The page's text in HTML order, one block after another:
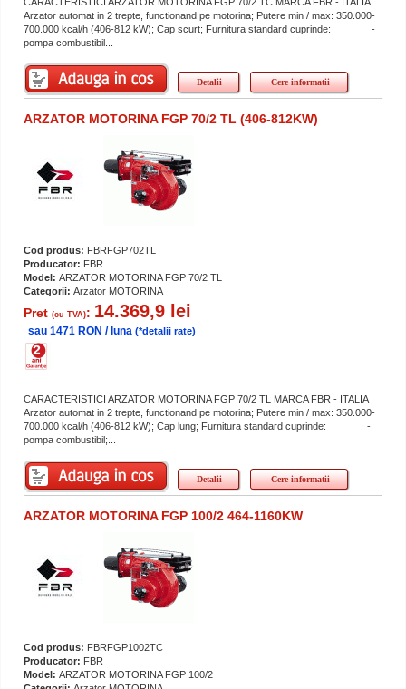
Arzator automat in 2 trepte, functionand pe motorina; Putere min / max: 350.000-
700.000 kcal/h (406-812 kW); Cap scurt; Furnitura standard cuprinde: -
pompa combustibil...
Detalii Cere informatii
ARZATOR MOTORINA FGP 70/2 TL (406-812KW)
Cod produs: FBRFGP702TL
Producator: FBR
Model: ARZATOR MOTORINA FGP 70/2 TL
Categorii: Arzator MOTORINA
Pret (cu TVA): 14.369,9 lei
sau 1471 RON / luna (*detalii rate)
CARACTERISTICI ARZATOR MOTORINA FGP 70/2 TL MARCA FBR - ITALIA
Arzator automat in 2 trepte, functionand pe motorina; Putere min / max: 350.000-
700.000 kcal/h (406-812 kW); Cap lung; Furnitura standard cuprinde: -
pompa combustibil;...
Detalii Cere informatii
ARZATOR MOTORINA FGP 100/2 464-1160KW
Cod produs: FBRFGP1002TC
Producator: FBR
Model: ARZATOR MOTORINA FGP 100/2